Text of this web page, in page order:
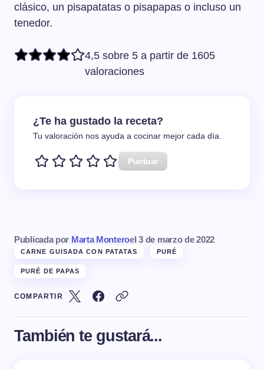
clásico, un pisapatatas o pisapapas o incluso un
tenedor.
4,5 sobre 5 a partir de 1605
valoraciones
¿Te ha gustado la receta?
Tu valoración nos ayuda a cocinar mejor cada día.
Puntuar
Publicada por Marta Monteroel 3 de marzo de 2022
CARNE GUISADA CON PATATAS PURÉ
PURÉ DE PAPAS
COMPARTIR
También te gustará...